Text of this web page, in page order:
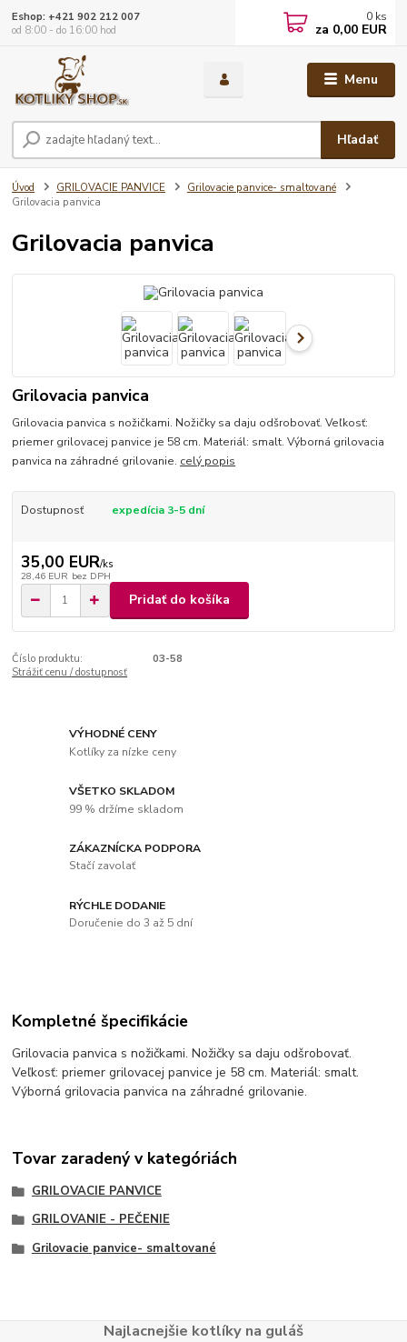
Menu
Hľadať
Eshop: +421 902 212 007
od 8:00 - do 16:00 hod
0 ks
za 0,00 EUR
Úvod GRILOVACIE PANVICE
Grilovacie panvice- smaltované
Grilovacia panvica
Grilovacia panvica
Grilovacia panvica
Grilovacia panvica s nožičkami. Nožičky sa daju odšrobovať. Veľkosť:
priemer grilovacej panvice je 58 cm. Materiál: smalt. Výborná grilovacia
panvica na záhradné grilovanie. celý popis
Dostupnosť expedícia 3-5 dní
35,00 EUR/ks
28,46 EUR bez DPH
Pridať do košíka
Číslo produktu:
03-58
Strážiť cenu / dostupnosť
VÝHODNÉ CENY
Kotlíky za nízke ceny
VŠETKO SKLADOM
99 % držíme skladom
ZÁKAZNÍCKA PODPORA
Stačí zavolať
RÝCHLE DODANIE
Doručenie do 3 až 5 dní
Kompletné špecifikácie
Grilovacia panvica s nožičkami. Nožičky sa daju odšrobovať.
Veľkosť: priemer grilovacej panvice je 58 cm. Materiál: smalt.
Výborná grilovacia panvica na záhradné grilovanie.
Tovar zaradený v kategóriách
GRILOVACIE PANVICE
GRILOVANIE - PEČENIE
Grilovacie panvice- smaltované
Najlacnejšie kotlíky na guláš